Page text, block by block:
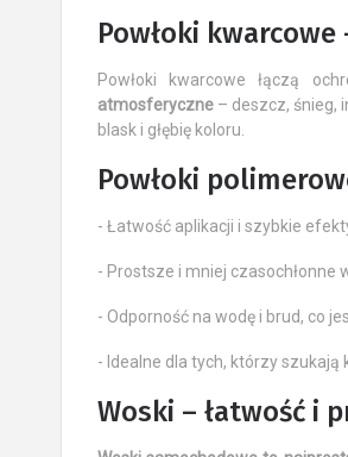
Powłoki
Powłoki kwarcowe łączą
atmosferyczne – deszcz, śnieg,
blask i głębię koloru.
Powłoki
- Łatwość aplikacji i szybkie
- Prostsze i mniej czasochłonne
- Odporność na wodę i brud, co
- Idealne dla tych, którzy
Woski – łatwość i